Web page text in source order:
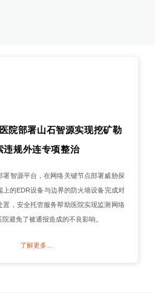
院部署山石智源实现挖矿勒
违规外连专项整治
署智源平台，在网络关键节点部署威胁探
上的EDR设备与边界的防火墙设备完成对
置，安全托管服务帮助医院实现监测网络
避免了被通报造成的不良影响。
了解更多…